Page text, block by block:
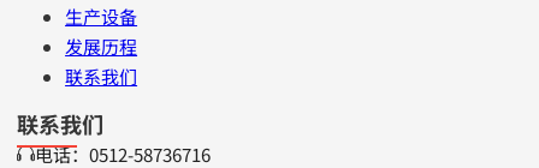
生产设备
发展历程
联系我们
联系我们
电话：0512-58736716